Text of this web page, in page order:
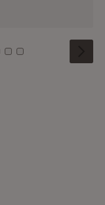
2 34 5
Kachel: 6
Zu Kachel: 7
Zu Kachel: 8